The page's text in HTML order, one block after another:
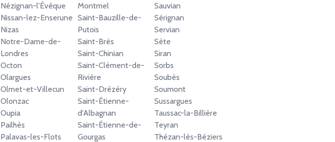
Nézignan-l'Évêque
Nissan-lez-Enserune
Nizas
Notre-Dame-de-
Londres
Octon
Olargues
Olmet-et-Villecun
Olonzac
Oupia
Pailhès
Palavas-les-Flots
Montmel
Saint-Bauzille-de-
Putois
Saint-Brès
Saint-Chinian
Saint-Clément-de-
Rivière
Saint-Drézéry
Saint-Étienne-
d'Albagnan
Saint-Étienne-de-
Gourgas
Sauvian
Sérignan
Servian
Sète
Siran
Sorbs
Soubès
Soumont
Sussargues
Taussac-la-Billière
Teyran
Thézan-lès-Béziers